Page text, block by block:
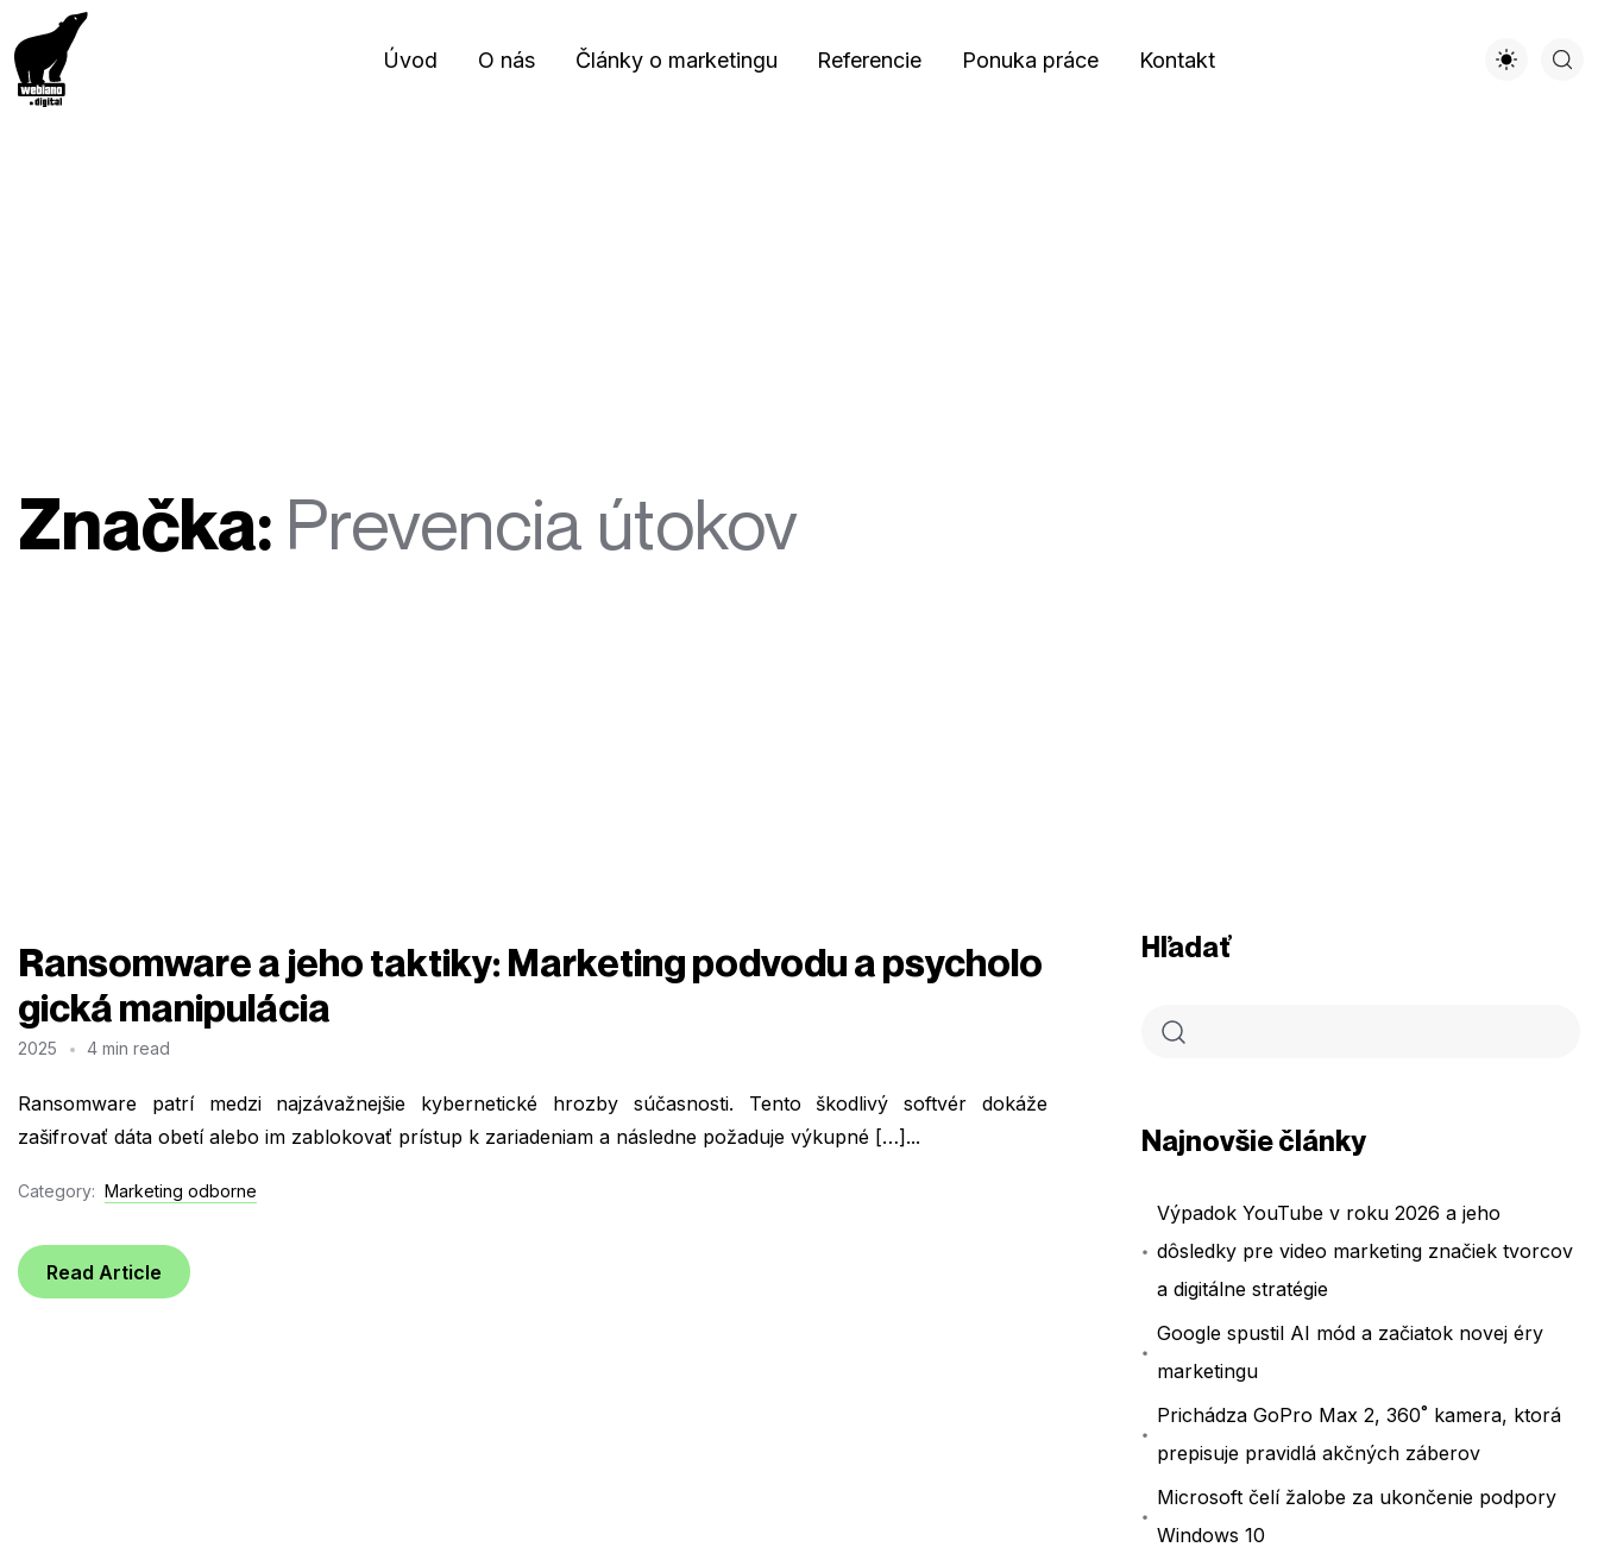
Úvod O nás Články o marketingu Referencie Ponuka práce Kontakt
Značka: Prevencia útokov
Ransomware a jeho taktiky: Marketing podvodu a psycholo
gická manipulácia
2025 4 min read
Ransomware patrí medzi najzávažnejšie kybernetické hrozby súčasnosti. Tento škodlivý softvér dokáže
zašifrovať dáta obetí alebo im zablokovať prístup k zariadeniam a následne požaduje výkupné […]...
Category: Marketing odborne
Read Article
Hľadať
Najnovšie články
Výpadok YouTube v roku 2026 a jeho
dôsledky pre video marketing značiek tvorcov
a digitálne stratégie
Google spustil AI mód a začiatok novej éry
marketingu
Prichádza GoPro Max 2, 360˚ kamera, ktorá
prepisuje pravidlá akčných záberov
Microsoft čelí žalobe za ukončenie podpory
Windows 10